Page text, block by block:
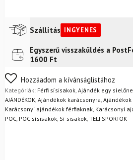
Szállítás INGYENES
Futár a címreIngyenes
FoxPost
Egyszerű visszaküldés a
1600 Ft
Nem biztos a választásában? Semmi
egyszerűen visszaküldheti 14 napon
Mik a visszaküldés feltételei?
Hozzáadom a kívánságlistához
Kategóriák: Férfi sísisakok, Ajándék egy
AJÁNDÉKOK, Ajándékok karácsonyra,
Karácsonyi ajándékok férfiaknak, Karácsonyi
POC, POC sísisakok, Sí sisakok, TÉLI SPORTOK